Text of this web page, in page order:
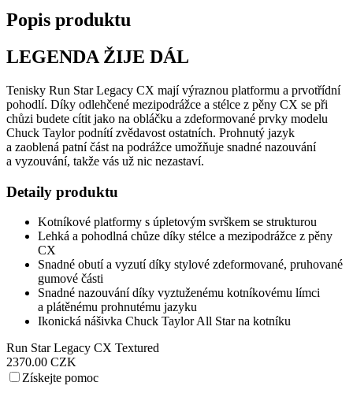
Popis produktu
LEGENDA ŽIJE DÁL
Tenisky Run Star Legacy CX mají výraznou platformu a prvotřídní
pohodlí. Díky odlehčené mezipodrážce a stélce z pěny CX se při
chůzi budete cítit jako na obláčku a zdeformované prvky modelu
Chuck Taylor podnítí zvědavost ostatních. Prohnutý jazyk
a zaoblená patní část na podrážce umožňuje snadné nazouvání
a vyzouvání, takže vás už nic nezastaví.
Detaily produktu
Kotníkové platformy s úpletovým svrškem se strukturou
Lehká a pohodlná chůze díky stélce a mezipodrážce z pěny
CX
Snadné obutí a vyzutí díky stylové zdeformované, pruhované
gumové části
Snadné nazouvání díky vyztuženému kotníkovému límci
a plátěnému prohnutému jazyku
Ikonická nášivka Chuck Taylor All Star na kotníku
Run Star Legacy CX Textured
2370.00 CZK
Získejte pomoc